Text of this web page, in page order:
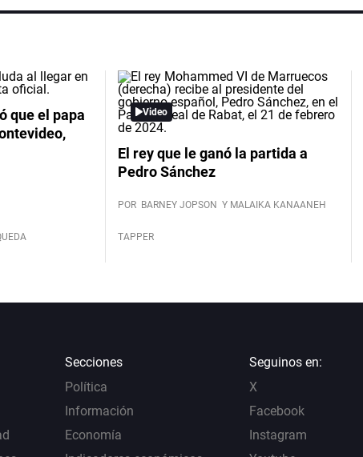
que el papa
Video
El rey que le ganó la partida a
Pedro Sánchez
POR BARNEY JOPSON Y MALAIKA KANAANEH
TAPPER
Secciones
Política
Información
Economía
Seguinos en:
X
Facebook
Instagram